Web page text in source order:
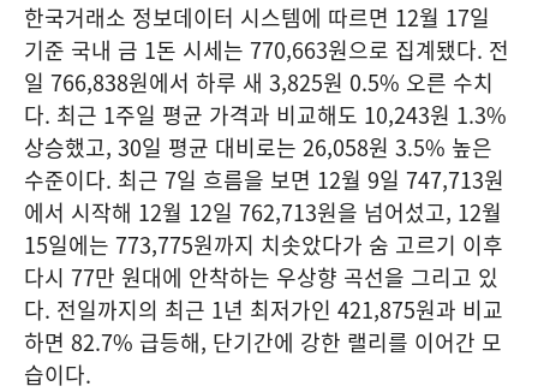
한국거래소 정보데이터 시스템에 따르면 12월 17일
기준 국내 금 1돈 시세는 770,663원으로 집계됐다. 전
일 766,838원에서 하루 새 3,825원 0.5% 오른 수치
다. 최근 1주일 평균 가격과 비교해도 10,243원 1.3%
상승했고, 30일 평균 대비로는 26,058원 3.5% 높은
수준이다. 최근 7일 흐름을 보면 12월 9일 747,713원
에서 시작해 12월 12일 762,713원을 넘어섰고, 12월
15일에는 773,775원까지 치솟았다가 숨 고르기 이후
다시 77만 원대에 안착하는 우상향 곡선을 그리고 있
다. 전일까지의 최근 1년 최저가인 421,875원과 비교
하면 82.7% 급등해, 단기간에 강한 랠리를 이어간 모
습이다.